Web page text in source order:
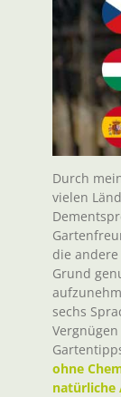
Durch
vielen
die
Grund
sechs
ohne
natürliche